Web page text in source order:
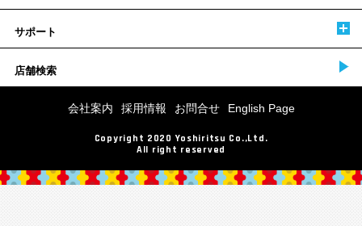
サポート
店舗検索
会社案内 採用情報 お問合せ English Page
Copyright 2020 Yoshiritsu Co.,Ltd.
All right reserved